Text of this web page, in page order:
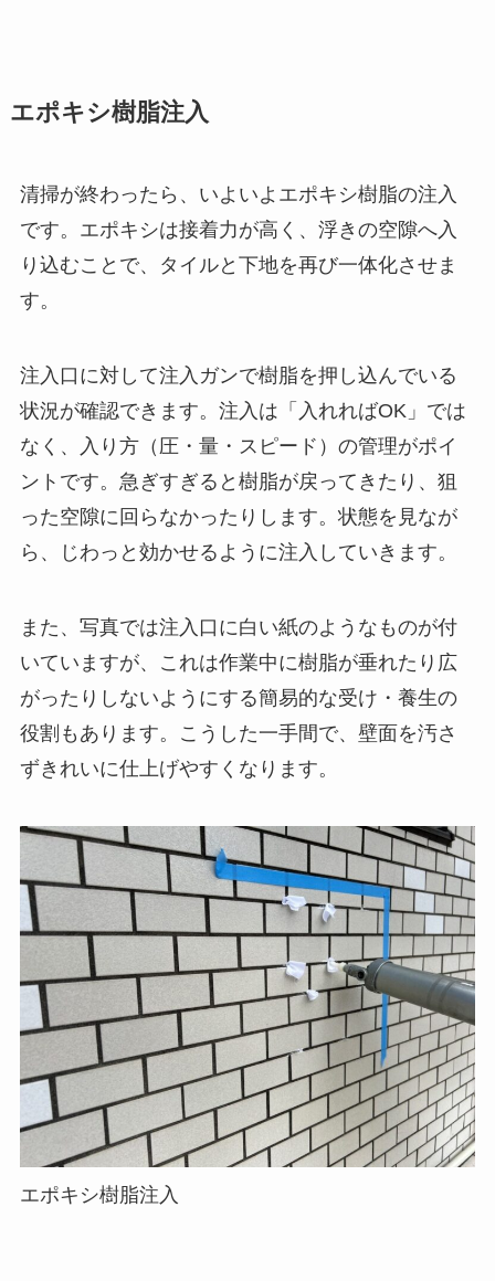
エポキシ樹脂注入
清掃が終わったら、いよいよエポキシ樹脂の注入
です。エポキシは接着力が高く、浮きの空隙へ入
り込むことで、タイルと下地を再び一体化させま
す。
注入口に対して注入ガンで樹脂を押し込んでいる
状況が確認できます。注入は「入れればOK」では
なく、入り方（圧・量・スピード）の管理がポイ
ントです。急ぎすぎると樹脂が戻ってきたり、狙
った空隙に回らなかったりします。状態を見なが
ら、じわっと効かせるように注入していきます。
また、写真では注入口に白い紙のようなものが付
いていますが、これは作業中に樹脂が垂れたり広
がったりしないようにする簡易的な受け・養生の
役割もあります。こうした一手間で、壁面を汚さ
ずきれいに仕上げやすくなります。
エポキシ樹脂注入